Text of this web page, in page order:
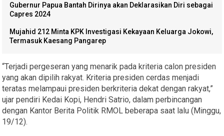
Gubernur Papua Bantah Dirinya akan Deklarasikan Diri sebagai
Capres 2024
Mujahid 212 Minta KPK Investigasi Kekayaan Keluarga Jokowi,
Termasuk Kaesang Pangarep
“Terjadi pergeseran yang menarik pada kriteria calon presiden
yang akan dipilih rakyat. Kriteria presiden cerdas menjadi
teratas melampaui presiden berkriteria dekat dengan rakyat,”
ujar pendiri Kedai Kopi, Hendri Satrio, dalam perbincangan
dengan Kantor Berita Politik RMOL beberapa saat lalu (Minggu,
19/12).